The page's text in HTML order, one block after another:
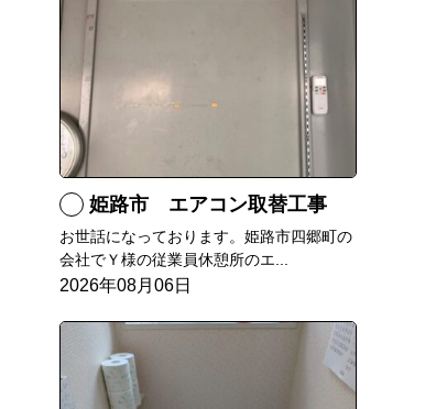
姫路市 エアコン取替工事
お世話になっております。姫路市四郷町の
会社でＹ様の従業員休憩所のエ...
2026年08月06日